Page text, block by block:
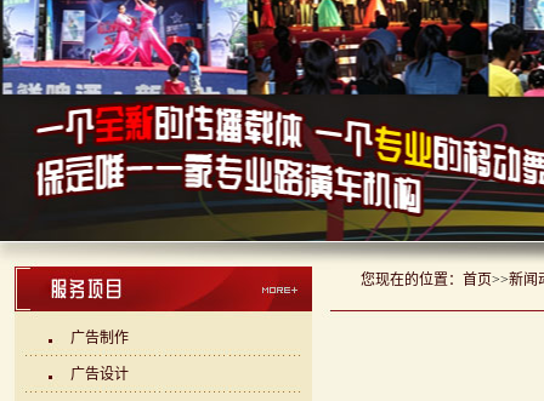
广告制作
广告设计
您现在的位置： 首页>>新闻